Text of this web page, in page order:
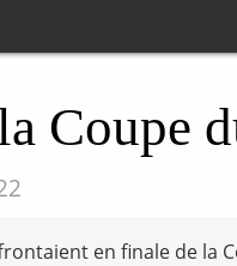
Coupe
en finale de la